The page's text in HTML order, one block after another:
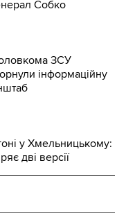
Собко
ЗСУ
інформаційну
у Хмельницькому:
дві версії